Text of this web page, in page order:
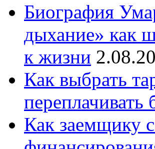
Биография
дыхание» как
к жизни
Как выбрать
переплачивать
Как заемщику